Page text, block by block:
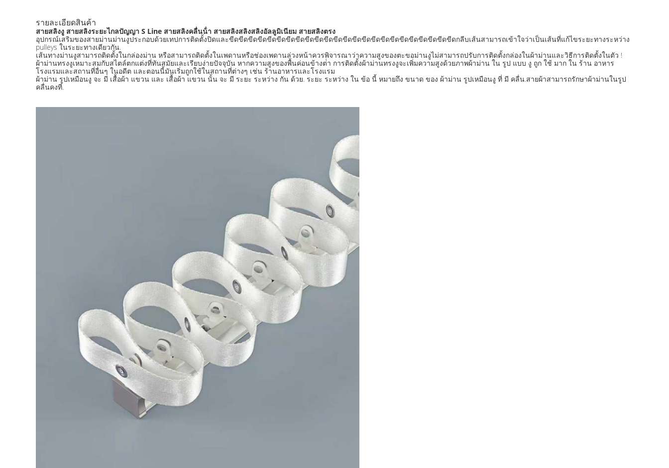
รายละเอียดสินค้า
สายสลิงงู สายสลิงระยะไกลปัญญา S Line สายสลิงคลื่นน้ํา สายสลิงสลิงสลิงอัลลูมิเนียม สายสลิงตรง
อุปกรณ์เสริมของสายม่านม่านงูประกอบด้วยเทปการติดตั้งปิดและขีดขีดขีดขีดขีดขีดขีดขีดขีดขีดขีดขีดขีดขีดขีดขีดขีดขีดขีดขีดขีดขีดขีดขีดกลีบเส้นสามารถเข้าใจว่าเป็นเส้นที่แก้ไขระยะทางระหว่าง
pulleys ในระยะทางเดียวกัน.
เส้นทางม่านงูสามารถติดตั้งในกล่องม่าน หรือสามารถติดตั้งในเพดานหรือช่องเพดานล่วงหน้าควรพิจารณาว่าความสูงของตะขอม่านงูไม่สามารถปรับการติดตั้งกล่องในผ้าม่านและวิธีการติดตั้งในตัว !
ผ้าม่านทรงงูเหมาะสมกับสไตล์ตกแต่งที่ทันสมัยและเรียบง่ายปัจจุบัน หากความสูงของพื้นค่อนข้างต่ํา การติดตั้งผ้าม่านทรงงูจะเพิ่มความสูงด้วยภาพผ้าม่าน ใน รูป แบบ งู ถูก ใช้ มาก ใน ร้าน อาหาร
โรงแรมและสถานที่อื่นๆ ในอดีต และตอนนี้มันเริ่มถูกใช้ในสถานที่ต่างๆ เช่น ร้านอาหารและโรงแรม
ผ้าม่าน รูปเหมือนงู จะ มี เสื้อผ้า แขวน และ เสื้อผ้า แขวน นั้น จะ มี ระยะ ระหว่าง กัน ด้วย. ระยะ ระหว่าง ใน ข้อ นี้ หมายถึง ขนาด ของ ผ้าม่าน รูปเหมือนงู ที่ มี คลื่น.สายผ้าสามารถรักษาผ้าม่านในรูป
คลื่นคงที่.